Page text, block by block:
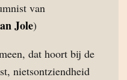
van
Jole)
dat hoort bij de
nietsontziendheid